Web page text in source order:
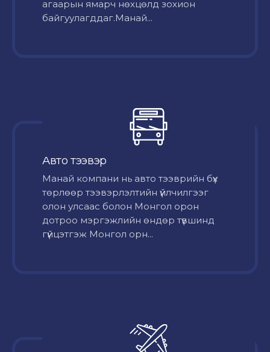
агаарын ямарч нөхцөлд зохион
байгуулагддаг.Манай...
Авто тээвэр
Mанай компани нь авто тээврийн бүх
төрлөөр тээвэрлэлтийн үйлчилгээг
олон улсаас болон Монгол орон
дотроо мэргэжлийн өндөр түвшинд
гүйцэтгэж Монгол орн...